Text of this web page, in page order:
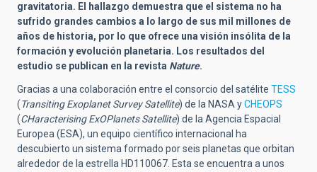
gravitatoria. El hallazgo demuestra que el sistema no ha
sufrido grandes cambios a lo largo de sus mil millones de
años de historia, por lo que ofrece una visión insólita de la
formación y evolución planetaria. Los resultados del
estudio se publican en la revista Nature.
Gracias a una colaboración entre el consorcio del satélite TESS
(Transiting Exoplanet Survey Satellite) de la NASA yCHEOPS
(CHaracterising ExOPlanets Satellite) de la Agencia Espacial
Europea (ESA), un equipo científico internacional ha
descubierto un sistema formado por seis planetas que orbitan
alrededor de la estrella HD110067. Esta se encuentra a unos